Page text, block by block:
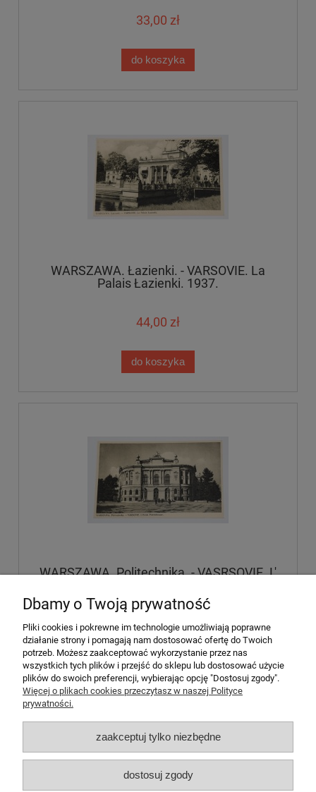
33,00 zł
do koszyka
WARSZAWA. Łazienki. - VARSOVIE. La
Palais Łazienki. 1937.
44,00 zł
do koszyka
WARSZAWA. Politechnika. - VASRSOVIE. L'
33,00 zł
do koszyka
Pomoc
Informacje
Moje konto
Dbamy o Twoją prywatność
Pliki cookies i pokrewne im technologie umożliwiają poprawne
działanie strony i pomagają nam dostosować ofertę do Twoich
potrzeb. Możesz zaakceptować wykorzystanie przez nas
wszystkich tych plików i przejść do sklepu lub dostosować użycie
plików do swoich preferencji, wybierając opcję "Dostosuj zgody".
Więcej o plikach cookies przeczytasz w naszej Polityce
prywatności.
zaakceptuj tylko niezbędne
dostosuj zgody